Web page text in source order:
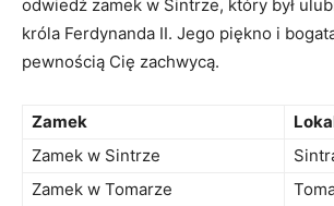
odwiedź zamek w Sintrze, który ​był
króla Ferdynanda⁣ II. Jego piękno i
pewnością Cię zachwycą.
Zamek
Zamek w ‌Sintrze
Zamek w Tomarze